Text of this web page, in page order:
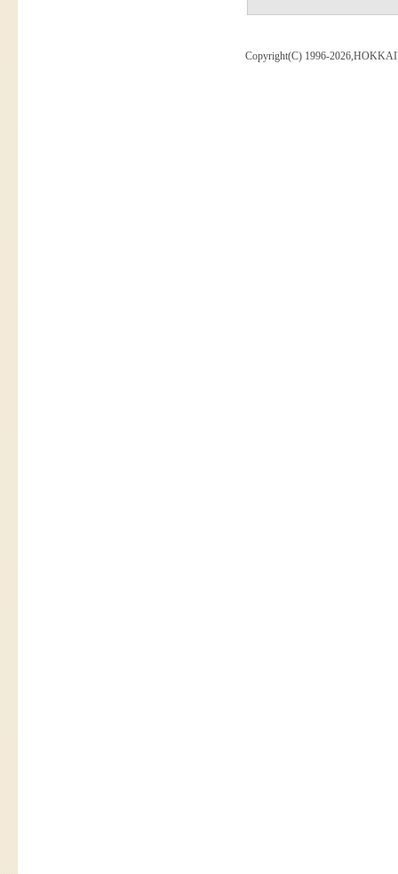
Copyright(C) 1996-